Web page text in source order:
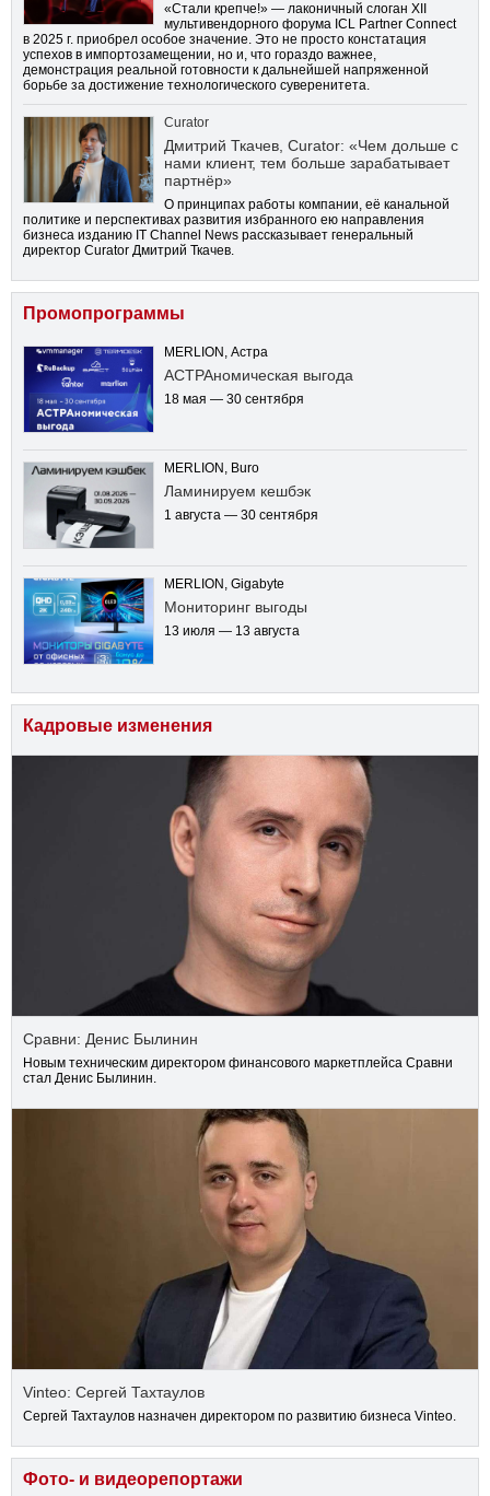
«Стали крепче!» — лаконичный слоган XII
мультивендорного форума ICL Partner Connect
в 2025 г. приобрел особое значение. Это не просто констатация
успехов в импортозамещении, но и, что гораздо важнее,
демонстрация реальной готовности к дальнейшей напряженной
борьбе за достижение технологического суверенитета.
Curator
Дмитрий Ткачев, Curator: «Чем дольше с
нами клиент, тем больше зарабатывает
партнёр»
О принципах работы компании, её канальной
политике и перспективах развития избранного ею направления
бизнеса изданию IT Channel News рассказывает генеральный
директор Curator Дмитрий Ткачев.
Промопрограммы
MERLION, Астра
АСТРАномическая выгода
18 мая — 30 сентября
MERLION, Buro
Ламинируем кешбэк
1 августа — 30 сентября
MERLION, Gigabyte
Мониторинг выгоды
13 июля — 13 августа
Кадровые изменения
Сравни: Денис Былинин
Новым техническим директором финансового маркетплейса Сравни
стал Денис Былинин.
Vinteo: Сергей Тахтаулов
Сергей Тахтаулов назначен директором по развитию бизнеса Vinteo.
Фото- и видеорепортажи